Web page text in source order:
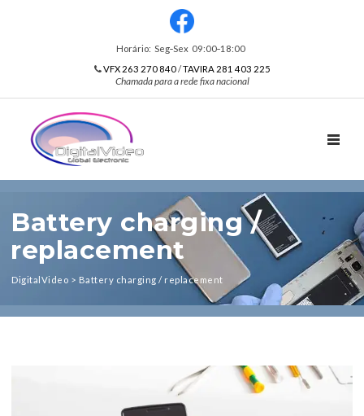
Horário: Seg‑Sex 09:00‑18:00
VFX 263 270 840/TAVIRA 281 403 225
Chamada para a rede fixa nacional
Battery charging /
replacement
DigitalVideo > Battery charging / replacement